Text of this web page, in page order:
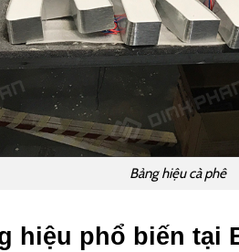
Bảng hiệu cà phê
hiệu phổ biến tại